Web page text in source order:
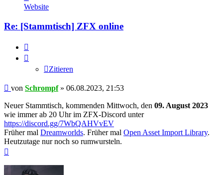
von
Schrompf
Website
Re: [Stammtisch] ZFX online
Zitieren
Beitrag
von Schrompf» 06.08.2023, 21:53
Neuer Stammtisch, kommenden Mittwoch, den 09. August 2023
wie immer ab 20 Uhr im ZFX-Discord unter
https://discord.gg/7WbQAHVvEV
Früher mal Dreamworlds. Früher mal Open Asset Import Library.
Heutzutage nur noch so rumwursteln.